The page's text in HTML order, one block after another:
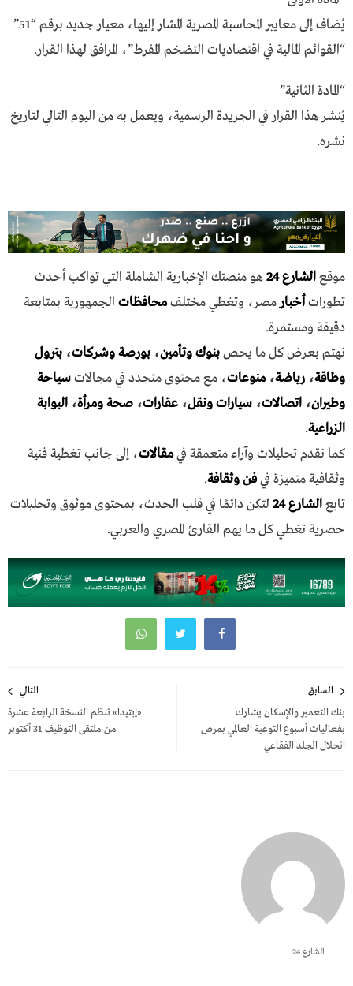
يُضاف إلى معايير المحاسبة المصرية المشار إليها، معيار جديد برقم “51”
“القوائم المالية في اقتصاديات التضخم المفرط”، المرافق لهذا القرار.
“المادة الثانية”
يُنشر هذا القرار في الجريدة الرسمية، ويعمل به من اليوم التالي لتاريخ
نشره.
موقعالشارع 24
هو منصتك الإخبارية الشاملة التي تواكب أحدث
تطوراتأخبار مصر، وتغطي مختلفمحافظات الجمهورية بمتابعة
دقيقة ومستمرة.
نهتم بعرض كل ما يخصبنوك وتأمين، بورصة وشركات، بترول
وطاقة، رياضة،منوعات، مع محتوى متجدد في مجالاتسياحة
وطيران، اتصالات، سيارات ونقل، عقارات، صحة ومرأة، البوابة
الزراعية.
كما نقدم تحليلات وآراء متعمقة فيمقالات، إلى جانب تغطية فنية
وثقافية متميزة فيفن وثقافة.
تابعالشارع 24
لتكن دائمًا في قلب الحدث، بمحتوى موثوق وتحليلات
حصرية تغطي كل ما يهم القارئ المصري والعربي.
المقالات
السابق
بنك التعمير والإسكان يشارك
بفعاليات أسبوع التوعية العالمي بمرض
انحلال الجلد الفقاعي
التالي
«إيتيدا» تنظم النسخة الرابعة عشرة
من ملتقى التوظيف 31 أكتوبر
الشارع 24